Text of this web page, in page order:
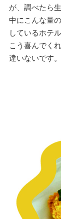
が、調べたら
中にこんな量
しているホテ
こう喜んでく
違いないです。